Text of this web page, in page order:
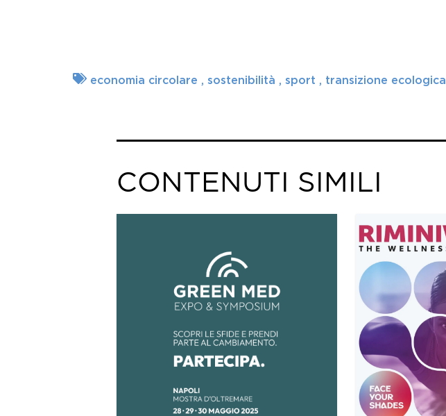
economia circolare sostenibilità sport transizione ecologica
CONTENUTI SIMILI